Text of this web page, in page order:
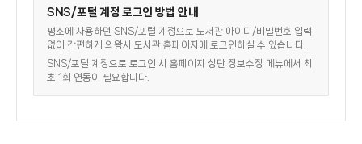
SNS/포털 계정 로그인 방법 안내
평소에 사용하던 SNS/포털 계정으로 도서관 아이디/비밀번호 입력
없이 간편하게 의왕시 도서관 홈페이지에 로그인하실 수 있습니다.
SNS/포털 계정으로 로그인 시 홈페이지 상단 정보수정 메뉴에서 최
초 1회 연동이 필요합니다.